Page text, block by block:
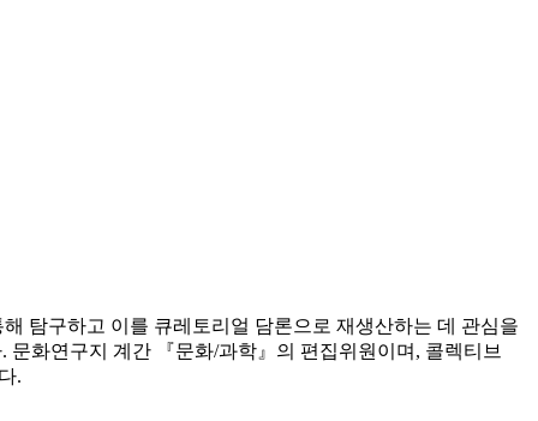
탐구하고 이를 큐레토리얼 담론으로 재생산하는 데 관심을
문화연구지 계간 『문화/과학』의 편집위원이며, 콜렉티브
.